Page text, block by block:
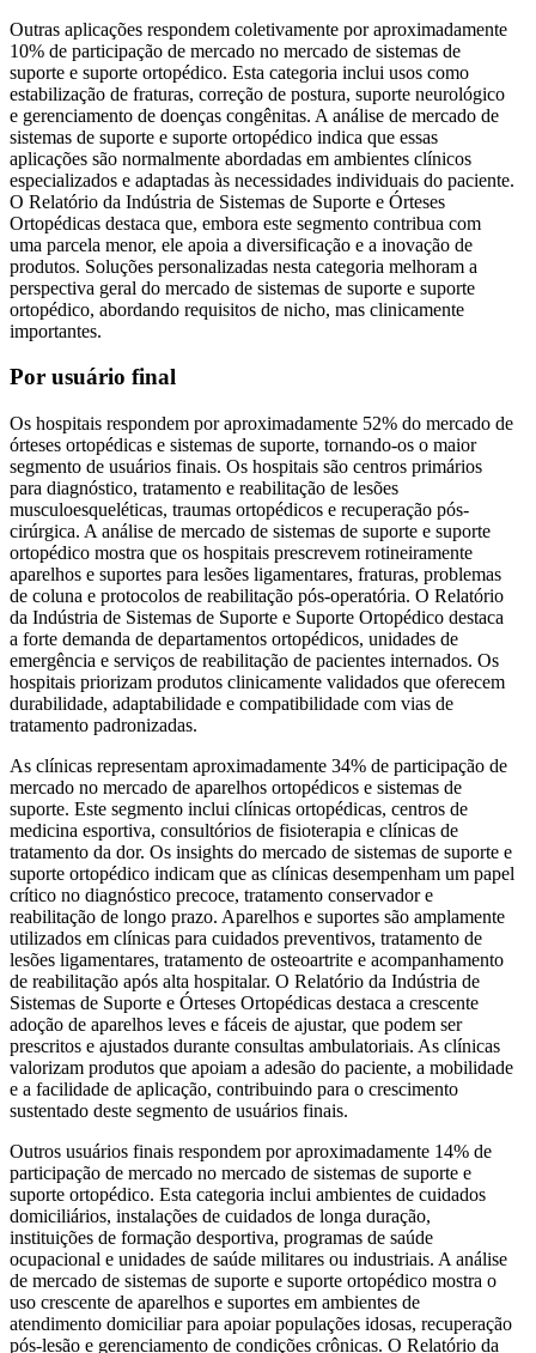
Outras aplicações respondem coletivamente por aproximadamente
10% de participação de mercado no mercado de sistemas de
suporte e suporte ortopédico. Esta categoria inclui usos como
estabilização de fraturas, correção de postura, suporte neurológico
e gerenciamento de doenças congênitas. A análise de mercado de
sistemas de suporte e suporte ortopédico indica que essas
aplicações são normalmente abordadas em ambientes clínicos
especializados e adaptadas às necessidades individuais do paciente.
O Relatório da Indústria de Sistemas de Suporte e Órteses
Ortopédicas destaca que, embora este segmento contribua com
uma parcela menor, ele apoia a diversificação e a inovação de
produtos. Soluções personalizadas nesta categoria melhoram a
perspectiva geral do mercado de sistemas de suporte e suporte
ortopédico, abordando requisitos de nicho, mas clinicamente
importantes.
Por usuário final
Os hospitais respondem por aproximadamente 52% do mercado de
órteses ortopédicas e sistemas de suporte, tornando-os o maior
segmento de usuários finais. Os hospitais são centros primários
para diagnóstico, tratamento e reabilitação de lesões
musculoesqueléticas, traumas ortopédicos e recuperação pós-
cirúrgica. A análise de mercado de sistemas de suporte e suporte
ortopédico mostra que os hospitais prescrevem rotineiramente
aparelhos e suportes para lesões ligamentares, fraturas, problemas
de coluna e protocolos de reabilitação pós-operatória. O Relatório
da Indústria de Sistemas de Suporte e Suporte Ortopédico destaca
a forte demanda de departamentos ortopédicos, unidades de
emergência e serviços de reabilitação de pacientes internados. Os
hospitais priorizam produtos clinicamente validados que oferecem
durabilidade, adaptabilidade e compatibilidade com vias de
tratamento padronizadas.
As clínicas representam aproximadamente 34% de participação de
mercado no mercado de aparelhos ortopédicos e sistemas de
suporte. Este segmento inclui clínicas ortopédicas, centros de
medicina esportiva, consultórios de fisioterapia e clínicas de
tratamento da dor. Os insights do mercado de sistemas de suporte e
suporte ortopédico indicam que as clínicas desempenham um papel
crítico no diagnóstico precoce, tratamento conservador e
reabilitação de longo prazo. Aparelhos e suportes são amplamente
utilizados em clínicas para cuidados preventivos, tratamento de
lesões ligamentares, tratamento de osteoartrite e acompanhamento
de reabilitação após alta hospitalar. O Relatório da Indústria de
Sistemas de Suporte e Órteses Ortopédicas destaca a crescente
adoção de aparelhos leves e fáceis de ajustar, que podem ser
prescritos e ajustados durante consultas ambulatoriais. As clínicas
valorizam produtos que apoiam a adesão do paciente, a mobilidade
e a facilidade de aplicação, contribuindo para o crescimento
sustentado deste segmento de usuários finais.
Outros usuários finais respondem por aproximadamente 14% de
participação de mercado no mercado de sistemas de suporte e
suporte ortopédico. Esta categoria inclui ambientes de cuidados
domiciliários, instalações de cuidados de longa duração,
instituições de formação desportiva, programas de saúde
ocupacional e unidades de saúde militares ou industriais. A análise
de mercado de sistemas de suporte e suporte ortopédico mostra o
uso crescente de aparelhos e suportes em ambientes de
atendimento domiciliar para apoiar populações idosas, recuperação
pós-lesão e gerenciamento de condições crônicas. O Relatório da